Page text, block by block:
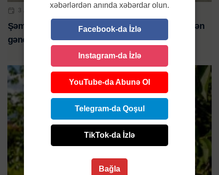
3 APR 2025 | 00:52
Şəmkirdən Bakıya ağır yanıq xəsarətləri ilə gətirilən
gənc həyatını itirdi
xəbərlərdən anında xəbərdar olun.
Facebook-da İzlə
Instagram-da İzlə
YouTube-da Abunə Ol
Telegram-da Qoşul
TikTok-da İzlə
Bağla